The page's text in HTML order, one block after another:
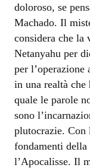
doloroso, se
Machado. Il
considera che la
Netanyahu per
per l’operazione
in una realtà
quale le parole
sono
plutocrazie. Con
fondamenti della
l’Apocalisse. Il